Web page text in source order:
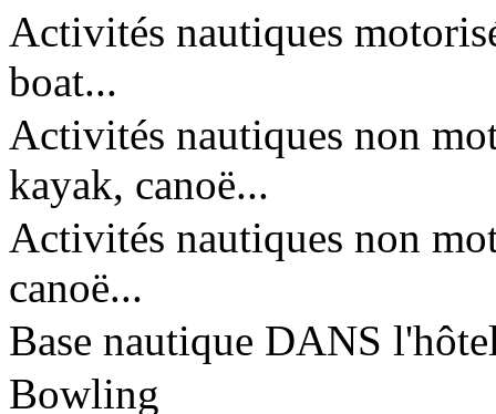
Activités nautiques
boat...
Activités nautiques non
kayak, canoë...
Activités nautiques non
canoë...
Base nautique DANS
Bowling